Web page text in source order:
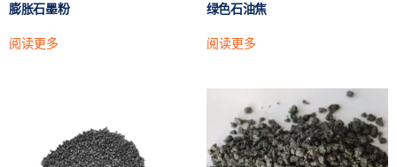
膨胀石墨粉
阅读更多
绿色石油焦
阅读更多